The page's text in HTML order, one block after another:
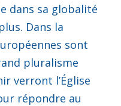
dans sa globalité
Dans la
sont
pluralisme
verront l’Église
répondre au